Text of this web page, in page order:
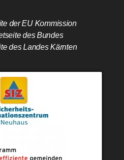
der EU Kommission
des Bundes
des Landes Kärnten